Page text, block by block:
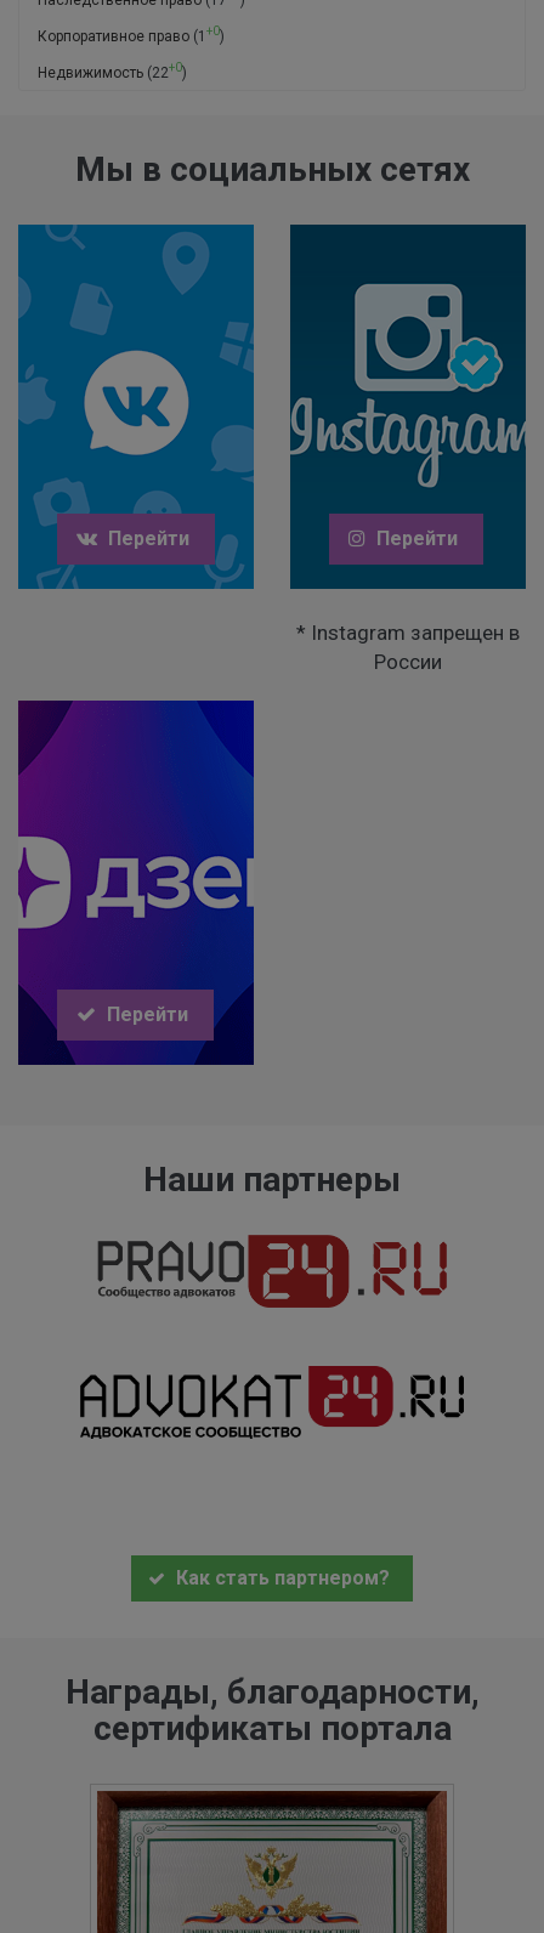
Корпоративное право (1 +0)
Недвижимость (22+0)
Мы в социальных сетях
Перейти Перейти
* Instagram запрещен в
России
Перейти
Наши партнеры
Как стать партнером?
Награды, благодарности,
сертификаты портала